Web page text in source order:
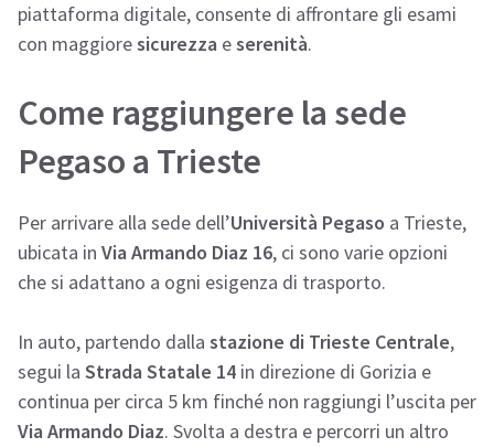
piattaforma digitale, consente di affrontare gli esami
con maggioresicurezza eserenità.
Come raggiungere la sede
Pegaso a Trieste
Per arrivare alla sede dell’Università Pegaso a Trieste,
ubicata in Via Armando Diaz 16, ci sono varie opzioni
che si adattano a ogni esigenza di trasporto.
In auto, partendo dalla stazione di Trieste Centrale,
segui la Strada Statale 14 in direzione di Gorizia e
continua per circa 5 km finché non raggiungi l’uscita per
Via Armando Diaz. Svolta a destra e percorri un altro